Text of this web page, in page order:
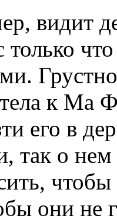
видит
только
к Ма
его в
так о
они не